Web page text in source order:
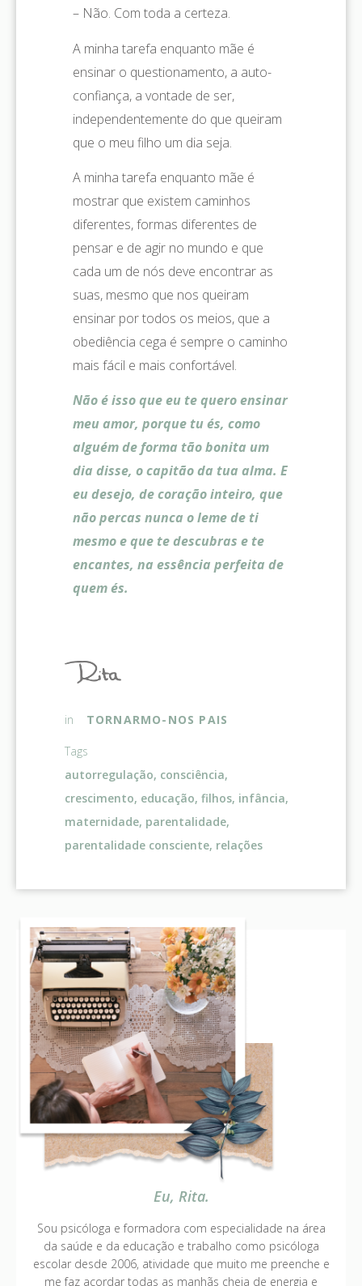
– Não. Com toda a certeza.
A minha tarefa enquanto mãe é
ensinar o questionamento, a auto-
confiança, a vontade de ser,
independentemente do que queiram
que o meu filho um dia seja.
A minha tarefa enquanto mãe é
mostrar que existem caminhos
diferentes, formas diferentes de
pensar e de agir no mundo e que
cada um de nós deve encontrar as
suas, mesmo que nos queiram
ensinar por todos os meios, que a
obediência cega é sempre o caminho
mais fácil e mais confortável.
Não é isso que eu te quero ensinar
meu amor, porque tu és, como
alguém de forma tão bonita um
dia disse, o capitão da tua alma. E
eu desejo, de coração inteiro, que
não percas nunca o leme de ti
mesmo e que te descubras e te
encantes, na essência perfeita de
quem és.
in TORNARMO-NOS PAIS
Tags
autorregulação, consciência,
crescimento, educação, filhos, infância,
maternidade, parentalidade,
parentalidade consciente, relações
Eu, Rita.
Sou psicóloga e formadora com especialidade na área
da saúde e da educação e trabalho como psicóloga
escolar desde 2006, atividade que muito me preenche e
me faz acordar todas as manhãs cheia de energia e